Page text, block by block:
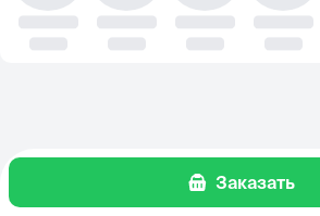
Заказать